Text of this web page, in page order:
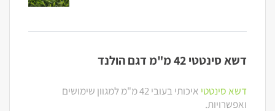
דשא סינטטי 42 מ"מ דגם הולנד
דשא סינטטי
איכותי בעובי 42 מ"מ למגוון שימושים
ואפשרויות.